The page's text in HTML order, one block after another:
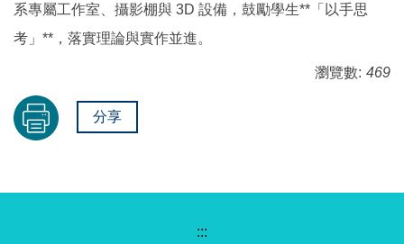
系專屬工作室、攝影棚與 3D 設備，鼓勵學生**「以手思
考」**，落實理論與實作並進。
瀏覽數: 469
分享
:::